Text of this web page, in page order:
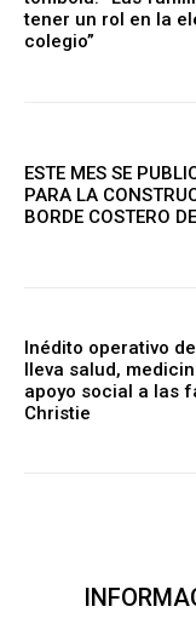
tener un rol en la
colegio”
ESTE MES SE
PARA LA
BORDE COSTERO
Inédito operativo
lleva salud,
apoyo social a las
Christie